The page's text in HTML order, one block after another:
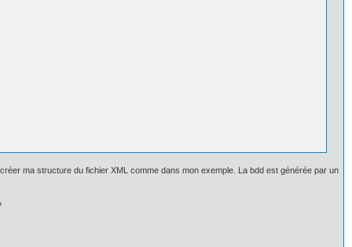
ma structure du fichier XML comme dans mon exemple. La bdd est générée par un